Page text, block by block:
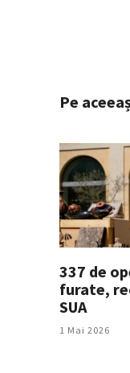
Pe
337 de
furate,
SUA
1 Mai 2026